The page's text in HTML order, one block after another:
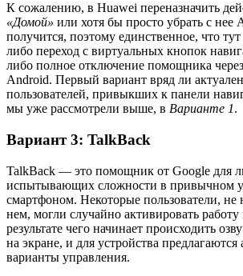
К сожалению, в Huawei переназначить
«Домой» или хотя бы просто убрать с нее
получится, поэтому единственное, что
либо переход с виртуальных кнопок
либо полное отключение помощника
Android. Первый вариант вряд ли
пользователей, привыкших к панели
мы уже рассмотрели выше, в Варианте 1.
Вариант 3: TalkBack
TalkBack — это помощник от Google для
испытывающих сложности в привычном
смартфоном. Некоторые пользователи,
нем, могли случайно активировать
результате чего начинает происходить
на экране, и для устройства предлагаются
варианты управления.